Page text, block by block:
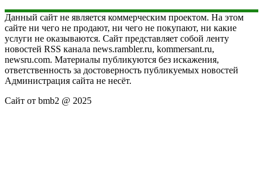
Данный сайт не является коммерческим проектом. На этом
сайте ни чего не продают, ни чего не покупают, ни какие
услуги не оказываются. Сайт представляет собой ленту
новостей RSS канала news.rambler.ru, kommersant.ru,
newsru.com. Материалы публикуются без искажения,
ответственность за достоверность публикуемых новостей
Администрация сайта не несёт.
Сайт от bmb2 @ 2025